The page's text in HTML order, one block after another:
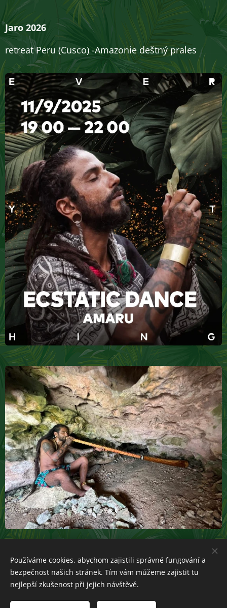
Jaro 2026
retreat Peru (Cusco) -Amazonie deštný prales
Obrázky z osobního archivu +
Používáme cookies, abychom zajistili správné fungování a
bezpečnost našich stránek. Tím vám můžeme zajistit tu
nejlepší zkušenost při jejich návštěvě.